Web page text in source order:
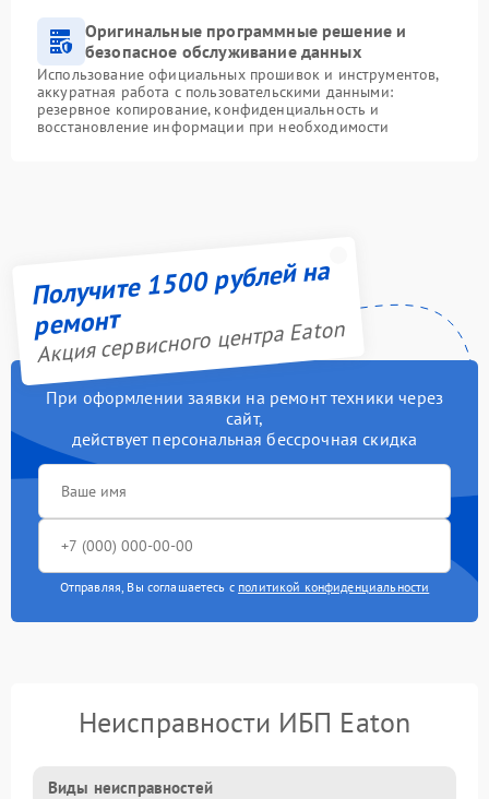
Оригинальные программные решение и
безопасное обслуживание данных
Использование официальных прошивок и инструментов,
аккуратная работа с пользовательскими данными:
резервное копирование, конфиденциальность и
восстановление информации при необходимости
Получите 1500 рублей на
ремонт
Акция сервисного центра Eaton
При оформлении заявки на ремонт техники через
сайт,
действует персональная бессрочная скидка
Отправляя, Вы соглашаетесь с политикой конфиденциальности
Неисправности ИБП Eaton
Виды неисправностей